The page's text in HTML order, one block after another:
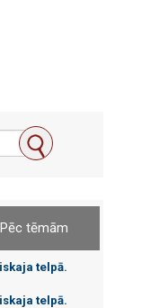
Pēc tēmām
telpā.
telpā.